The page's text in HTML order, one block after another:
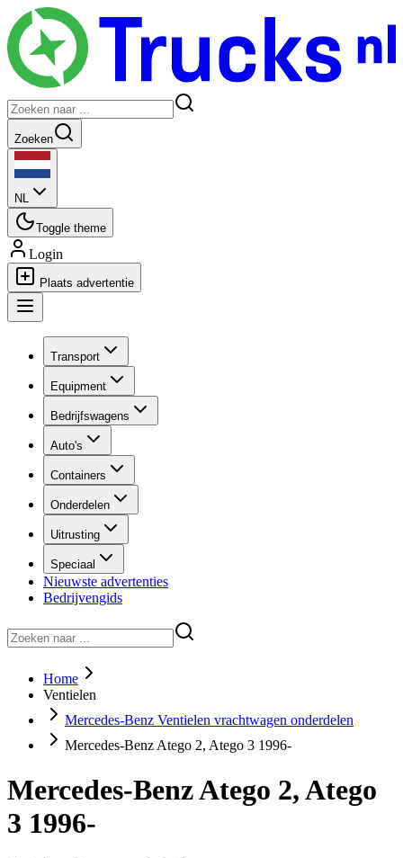
Zoeken
NL
Toggle theme
Login
Plaats advertentie
Transport
Equipment
Bedrijfswagens
Auto's
Containers
Onderdelen
Uitrusting
Speciaal
Nieuwste advertenties
Bedrijvengids
Home
Ventielen
Mercedes-Benz Ventielen vrachtwagen onderdelen
Mercedes-Benz Atego 2, Atego 3 1996-
Mercedes-Benz Atego 2, Atego
3 1996-